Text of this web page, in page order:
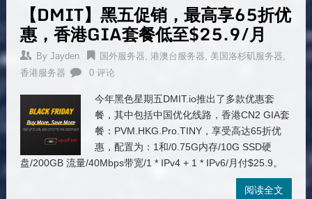
【DMIT】黑五促销，最高享65折优
惠，香港GIA套餐低至$25.9/月
By Jayden 国外服务器, 港澳台服务器, 美国洛杉矶服务器,
香港服务器
0 评论
今年黑色星期五DMIT.io推出了多款优惠套
餐，其中包括中国优化线路，香港CN2 GIA套
餐：PVM.HKG.Pro.TINY，享受高达65折优
惠，配置为：1和/0.75G内存/10G SSD硬
盘/200GB 流量/40Mbps带宽/1 * IPv4 + 1 * IPv6/月付$25.9。
阅读全文